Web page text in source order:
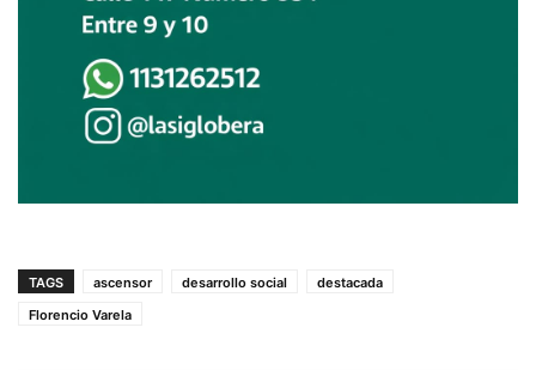
TAGS ascensor desarrollo social
destacada
Florencio Varela